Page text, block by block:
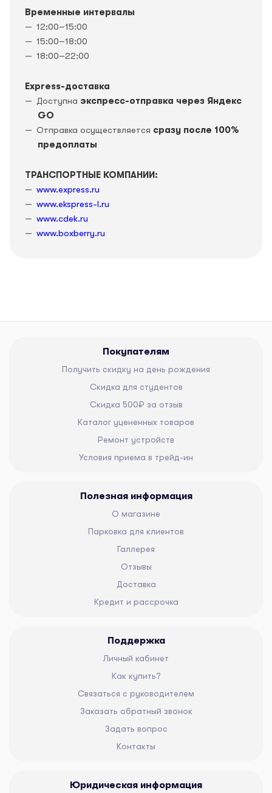
Временные интервалы
12:00–15:00
15:00–18:00
18:00–22:00
Express-доставка
Доступна экспресс-отправка через Яндекс
GO
Отправка осуществляется сразу после 100%
предоплаты
ТРАНСПОРТНЫЕ КОМПАНИИ:
www.express.ru
www.ekspress-l.ru
www.cdek.ru
www.boxberry.ru
Покупателям
Получить скидку на день рождения
Скидка для студентов
Скидка 500₽ за отзыв
Каталог уцененных товаров
Ремонт устройств
Условия приема в трейд-ин
Полезная информация
О магазине
Парковка для клиентов
Галлерея
Отзывы
Доставка
Кредит и рассрочка
Поддержка
Личный кабинет
Как купить?
Связаться с руководителем
Заказать обратный звонок
Задать вопрос
Контакты
Юридическая информация